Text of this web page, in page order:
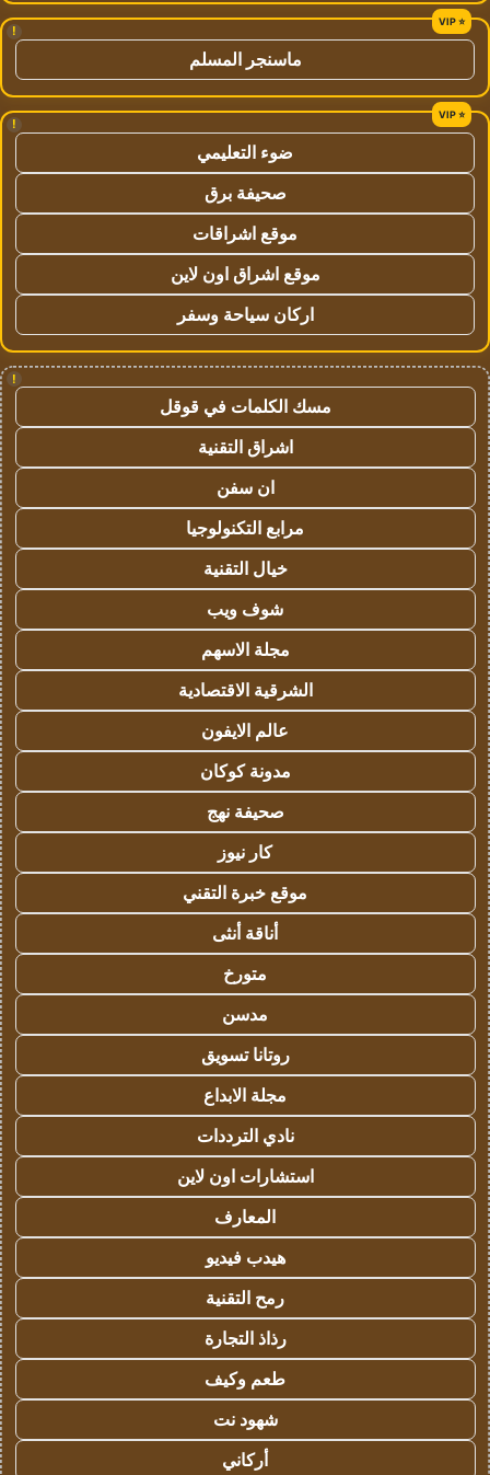
!
ماسنجر المسلم
!
ضوء التعليمي
صحيفة برق
موقع اشراقات
موقع اشراق اون لاين
اركان سياحة وسفر
!
مسك الكلمات في قوقل
اشراق التقنية
ان سفن
مرابع التكنولوجيا
خيال التقنية
شوف ويب
مجلة الاسهم
الشرقية الاقتصادية
عالم الايفون
مدونة كوكان
صحيفة نهج
كار نيوز
موقع خبرة التقني
أناقة أنثى
متورخ
مدسن
روتانا تسويق
مجلة الابداع
نادي الترددات
استشارات اون لاين
المعارف
هيدب فيديو
رمح التقنية
رذاذ التجارة
طعم وكيف
شهود نت
أركاني